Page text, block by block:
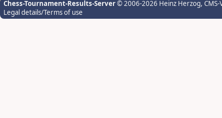
Chess-Tournament-Results-Server© 2006-2026 Heinz Herzog,
Legal details/Terms of use